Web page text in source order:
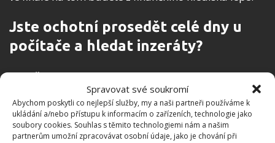
Spravovat své soukromí
Abychom poskytli co nejlepší služby, my a naši partneři používáme k
ukládání a/nebo přístupu k informacím o zařízeních, technologie jako
soubory cookies. Souhlas s těmito technologiemi nám a našim
partnerům umožní zpracovávat osobní údaje, jako je chování při
Jste ochotní prosedět celé dny u
počítače a hledat inzeráty?
Bohužel, najít pronájem neboprodej bytu v Prazeje
časově náročná záležitost. Dobré nabídky navíc
velmi rychle mizí, a než si jich stihnete všimnout, jste
už desátý zájemce v pořadníku. Z toho důvodu